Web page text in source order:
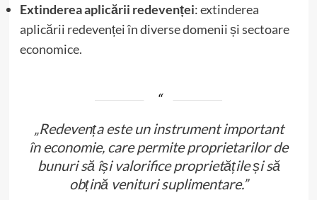
Extinderea aplicării redevenței: extinderea
aplicării redevenței în diverse domenii și sectoare
economice.
„Redevența este un instrument important
în economie, care permite proprietarilor de
bunuri să își valorifice proprietățile și să
obțină venituri suplimentare.”